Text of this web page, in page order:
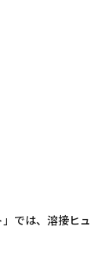
では、溶接ヒュ